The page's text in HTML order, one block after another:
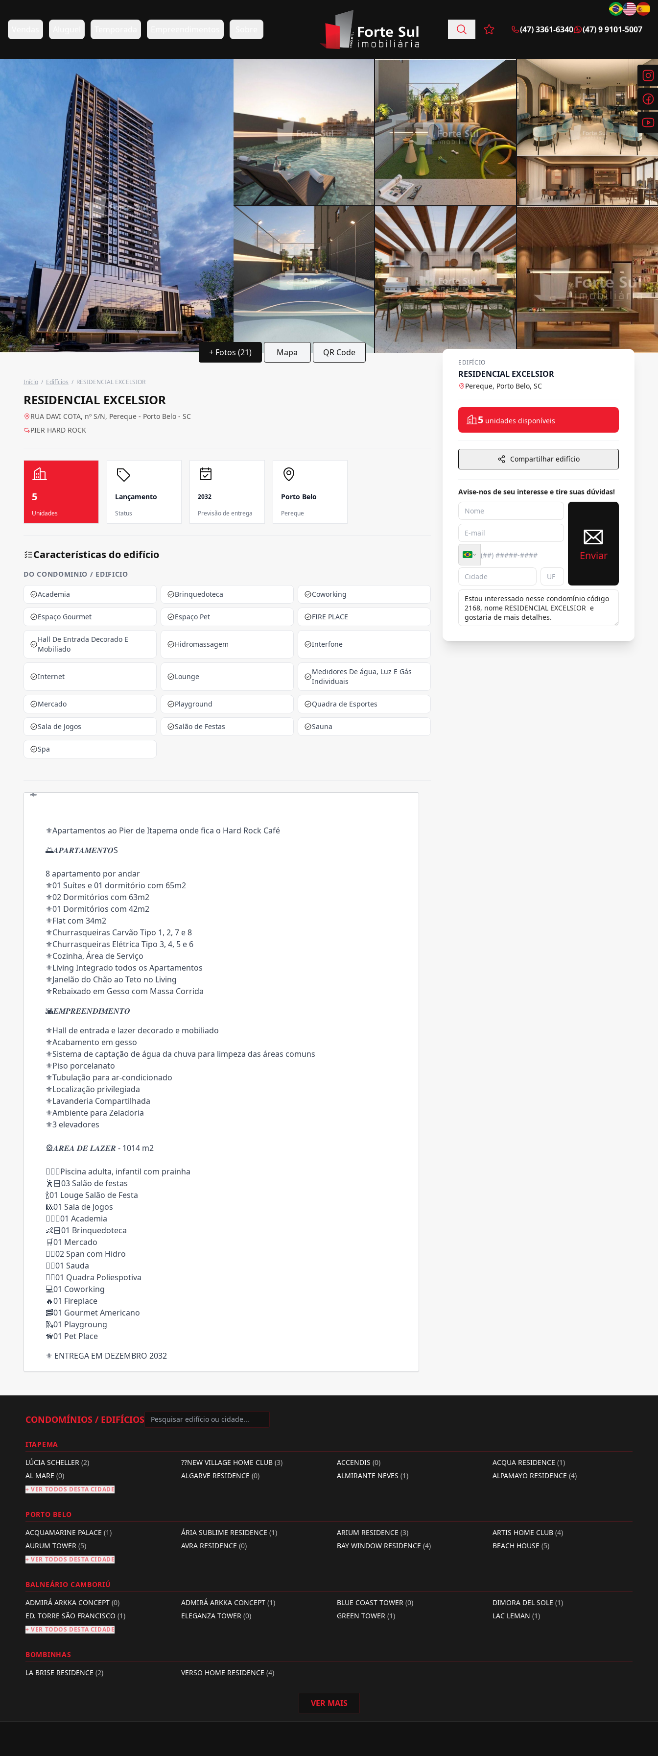
Favoritos (0 itens)
(47) 3361-6340 (47) 9 9101-5007
+ Fotos (21) Mapa QR Code
Início / Edifícios / RESIDENCIAL EXCELSIOR
RESIDENCIAL EXCELSIOR
RUA DAVI COTA, nº S/N, Pereque - Porto Belo - SC
PIER HARD ROCK
5
Unidades
Lançamento
Status
2032
Previsão de entrega
Porto Belo
Pereque
Características do edifício
DO CONDOMINIO / EDIFICIO
Academia Brinquedoteca Coworking
Espaço Gourmet Espaço Pet FIRE PLACE
Hall De Entrada Decorado E
Mobiliado
Hidromassagem Interfone
Internet Lounge
Medidores De água, Luz E Gás
Individuais
Mercado Playground Quadra de Esportes
Sala de Jogos Salão de Festas Sauna
Spa
⚜️Apartamentos ao Pier de Itapema onde fica o Hard Rock Café
🌅𝑨𝑷𝑨𝑹𝑻𝑨𝑴𝑬𝑵𝑻𝑶S
8 apartamento por andar
⚜️01 Suítes e 01 dormitório com 65m2
⚜️02 Dormitórios com 63m2
⚜️01 Dormitórios com 42m2
⚜️Flat com 34m2
⚜️Churrasqueiras Carvão Tipo 1, 2, 7 e 8
⚜️Churrasqueiras Elétrica Tipo 3, 4, 5 e 6
⚜️Cozinha, Área de Serviço
⚜️Living Integrado todos os Apartamentos
⚜️Janelão do Chão ao Teto no Living
⚜️Rebaixado em Gesso com Massa Corrida
🌇𝑬𝑴𝑷𝑹𝑬𝑬𝑵𝑫𝑰𝑴𝑬𝑵𝑻𝑶
⚜️Hall de entrada e lazer decorado e mobiliado
⚜️Acabamento em gesso
⚜️Sistema de captação de água da chuva para limpeza das áreas comuns
⚜️Piso porcelanato
⚜️Tubulação para ar-condicionado
⚜️Localização privilegiada
⚜️Lavanderia Compartilhada
⚜️Ambiente para Zeladoria
⚜️3 elevadores
🎡𝑨𝑹𝑬𝑨 𝑫𝑬 𝑳𝑨𝒁𝑬𝑹 - 1014 m2
🏊🏻‍♂️Piscina adulta, infantil com prainha
🕺🏻03 Salão de festas
🍾01 Louge Salão de Festa
🎱01 Sala de Jogos
🏋🏻‍♂️01 Academia
👶🏻01 Brinquedoteca
🛒01 Mercado
🧖‍♀️02 Span com Hidro
🧖‍♂️01 Sauda
🤾‍♂️01 Quadra Poliespotiva
💻01 Coworking
🔥01 Fireplace
🥓01 Gourmet Americano
🛝01 Playgroung
🦮01 Pet Place
⚜️ ENTREGA EM DEZEMBRO 2032
EDIFÍCIO
RESIDENCIAL EXCELSIOR
Pereque, Porto Belo, SC
5 unidades disponíveis
Compartilhar edifício
Avise-nos de seu interesse e tire suas dúvidas!
Enviar
CONDOMÍNIOS / EDIFÍCIOS
ITAPEMA
LÚCIA SCHELLER (2) ??NEW VILLAGE HOME CLUB (3) ACCENDIS (0) ACQUA RESIDENCE (1)
AL MARE (0) ALGARVE RESIDENCE (0) ALMIRANTE NEVES (1) ALPAMAYO RESIDENCE (4)
+ VER TODOS DESTA CIDADE
PORTO BELO
ACQUAMARINE PALACE (1) ÁRIA SUBLIME RESIDENCE (1) ARIUM RESIDENCE (3) ARTIS HOME CLUB (4)
AURUM TOWER (5) AVRA RESIDENCE (0) BAY WINDOW RESIDENCE (4) BEACH HOUSE (5)
+ VER TODOS DESTA CIDADE
BALNEÁRIO CAMBORIÚ
ADMIRÁ ARKKA CONCEPT (0) ADMIRÁ ARKKA CONCEPT (1) BLUE COAST TOWER (0) DIMORA DEL SOLE (1)
ED. TORRE SÃO FRANCISCO (1) ELEGANZA TOWER (0) GREEN TOWER (1) LAC LEMAN (1)
+ VER TODOS DESTA CIDADE
BOMBINHAS
LA BRISE RESIDENCE (2) VERSO HOME RESIDENCE (4)
VER MAIS